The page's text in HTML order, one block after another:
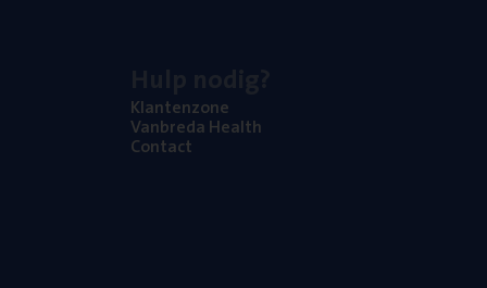
Klan­ten­zo­ne
Van­b­re­da Health
Con­tact